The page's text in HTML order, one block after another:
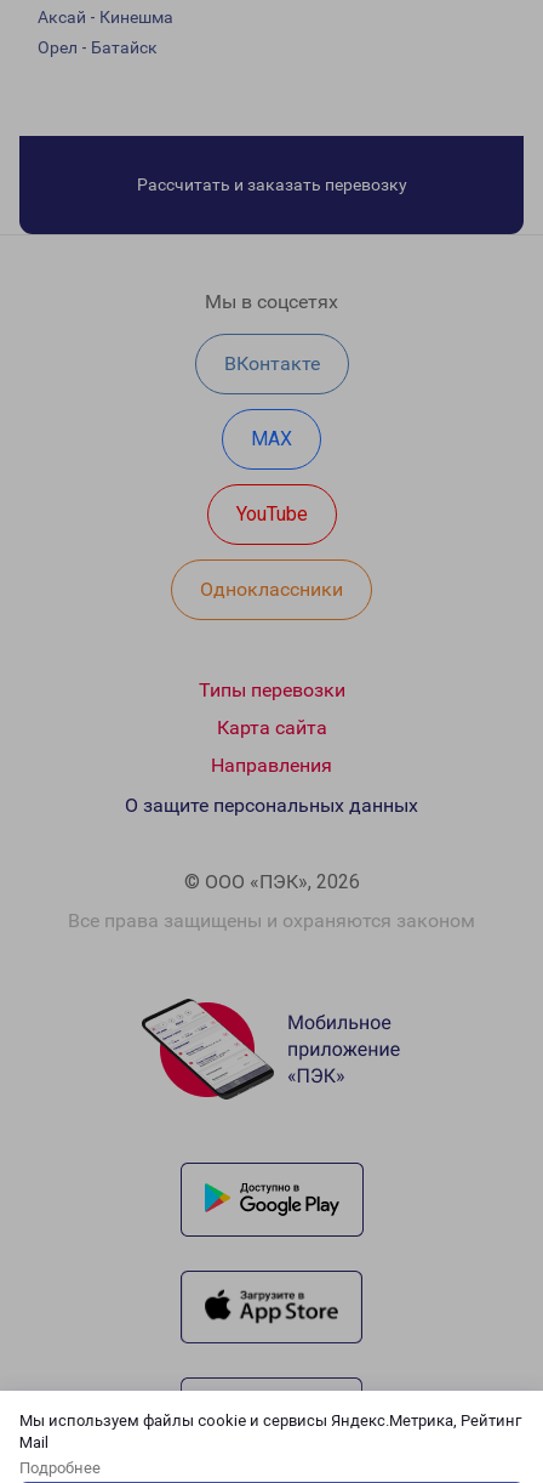
Мы используем файлы cookie и сервисы Яндекс.Метрика, Рейтинг
Mail
Подробнее
Аксай - Кинешма
Орел - Батайск
Рассчитать и заказать перевозку
Мы в соцсетях
ВКонтакте
MAX
YouTube
Одноклассники
Типы перевозки
Карта сайта
Направления
© ООО «ПЭК», 2026
Все права защищены и охраняются законом
О защите персональных данных